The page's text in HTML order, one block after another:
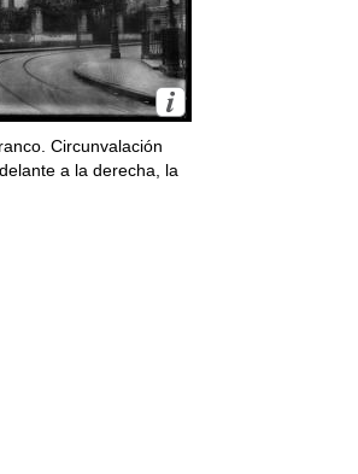
Circunvalación
a la derecha, la